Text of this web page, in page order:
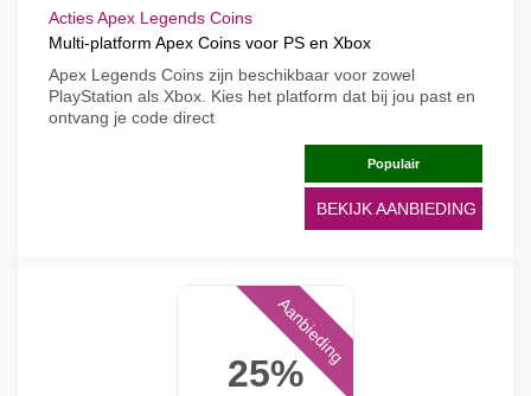
Acties Apex Legends Coins
Multi-platform Apex Coins voor PS en Xbox
Apex Legends Coins zijn beschikbaar voor zowel
PlayStation als Xbox. Kies het platform dat bij jou past en
ontvang je code direct
Populair
BEKIJK AANBIEDING
25%
Aanbieding